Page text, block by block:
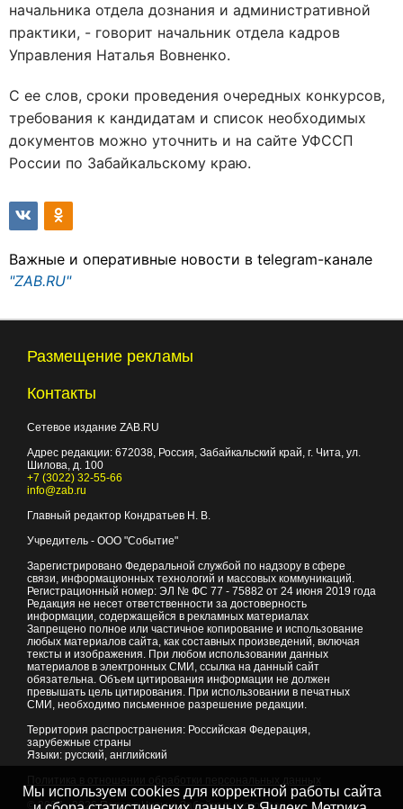
начальника отдела дознания и административной
практики, - говорит начальник отдела кадров
Управления Наталья Вовненко.
С ее слов, сроки проведения очередных конкурсов,
требования к кандидатам и список необходимых
документов можно уточнить и на сайте УФССП
России по Забайкальскому краю.
Важные и оперативные новости в telegram-канале
"ZAB.RU"
Размещение рекламы
Контакты
Сетевое издание ZAB.RU
Адрес редакции: 672038, Россия, Забайкальский край, г. Чита, ул.
Шилова, д. 100
+7 (3022) 32-55-66
info@zab.ru
Главный редактор Кондратьев Н. В.
Учредитель - ООО "Событие"
Зарегистрировано Федеральной службой по надзору в сфере
связи, информационных технологий и массовых коммуникаций.
Регистрационный номер: ЭЛ № ФС 77 - 75882 от 24 июня 2019 года
Редакция не несет ответственности за достоверность
информации, содержащейся в рекламных материалах
Запрещено полное или частичное копирование и использование
любых материалов сайта, как составных произведений, включая
тексты и изображения. При любом использовании данных
материалов в электронных СМИ, ссылка на данный сайт
обязательна. Объем цитирования информации не должен
превышать цель цитирования. При использовании в печатных
СМИ, необходимо письменное разрешение редакции.
Территория распространения: Российская Федерация,
зарубежные страны
Языки: русский, английский
© 2007 - 2026Портал Читы и Забайкальского края
Мы используем cookies для корректной работы сайта